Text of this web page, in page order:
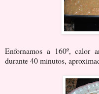
Enfornamos a 160º, calor
durante 40 minutos,